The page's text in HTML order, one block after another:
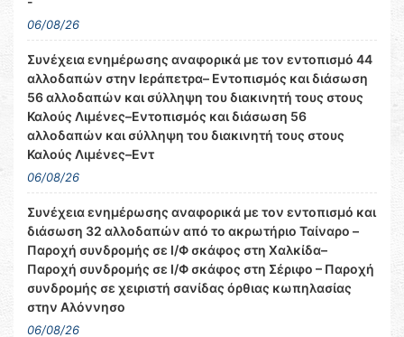
06/08/26
Συνέχεια ενημέρωσης αναφορικά με τον εντοπισμό 44
αλλοδαπών στην Ιεράπετρα– Εντοπισμός και διάσωση
56 αλλοδαπών και σύλληψη του διακινητή τους στους
Καλούς Λιμένες–Εντοπισμός και διάσωση 56
αλλοδαπών και σύλληψη του διακινητή τους στους
Καλούς Λιμένες–Εντ
06/08/26
Συνέχεια ενημέρωσης αναφορικά με τον εντοπισμό και
διάσωση 32 αλλοδαπών από το ακρωτήριο Ταίναρο –
Παροχή συνδρομής σε Ι/Φ σκάφος στη Χαλκίδα–
Παροχή συνδρομής σε Ι/Φ σκάφος στη Σέριφο – Παροχή
συνδρομής σε χειριστή σανίδας όρθιας κωπηλασίας
στην Αλόννησο
06/08/26